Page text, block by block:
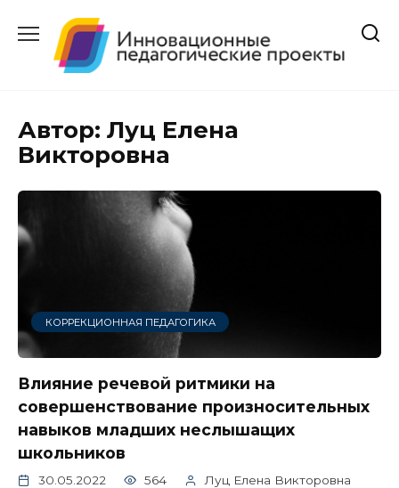
содержанию
Автор: Луц Елена
Викторовна
КОРРЕКЦИОННАЯ ПЕДАГОГИКА
Влияние речевой ритмики на
совершенствование произносительных
навыков младших неслышащих
школьников
30.05.2022 564 Луц Елена Викторовна